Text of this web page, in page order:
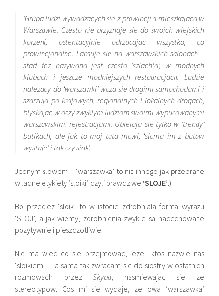
‘Grupa ludzi wywadzacych sie z prowincji a mieszkajaca w
Warszawie. Czesto nie przyznaje sie do swoich wiejskich
korzeni, ostentacyjnie odrzucajac wszystko, co
prowincjonalne. Lansuje sie na warszawskich salonach –
stad tez nazywana jest czesto ‘szlachta’, w modnych
klubach i jeszcze modniejszych restauracjach. Ludzie
nalezacy do ‘warszawki’ woza sie drogimi samochodami i
szarzuja po krajowych, regionalnych i lokalnych drogach,
blyskajac w oczy zwyklym ludziom swoimi wypucowanymi
warszawskimi rejestracjami. Ubieraja sie tylko w ‘trendy’
butikach, ale jak to moj tata mowi, ‘sloma im z butow
wystaje’ i tak czy siak’.
Jednym slowem – ‘warszawka’ to nic innego jak przebrane
w ladne etykiety ‘sloiki’, czyli prawdziwe ‘SLOJE’:)
Bo przeciez ‘sloik’ to w istocie zdrobniala forma wyrazu
‘SLOJ’, a jak wiemy, zdrobnienia zwykle sa nacechowane
pozytywnie i pieszczotliwie.
Nie ma wiec co sie przejmowac, jezeli ktos nazwie nas
‘sloikiem’ – ja sama tak zwracam sie do siostry w ostatnich
rozmowach przez Skypa, nasmiewajac sie ze
stereotypow. Cos mi sie wydaje, ze owa ‘warszawka’